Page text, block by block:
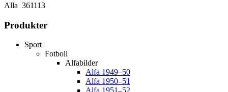
Alla 361113
Produkter
Sport
Fotboll
Alfabilder
Alfa 1949–50
Alfa 1950–51